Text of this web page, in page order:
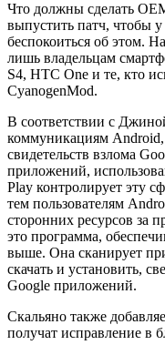
Что должны сделать
выпустить патч, чтобы
беспокоиться об этом.
лишь владельцам
S4, HTC One и те, кто
CyanogenMod.
В соответствии с
коммуникациям
свидетельств взлома
приложений,
Play контролирует эту
тем пользователям
сторонних ресурсов за
это программа,
выше. Она сканирует
скачать и установить,
Google приложений.
Скальяно также
получат исправление в